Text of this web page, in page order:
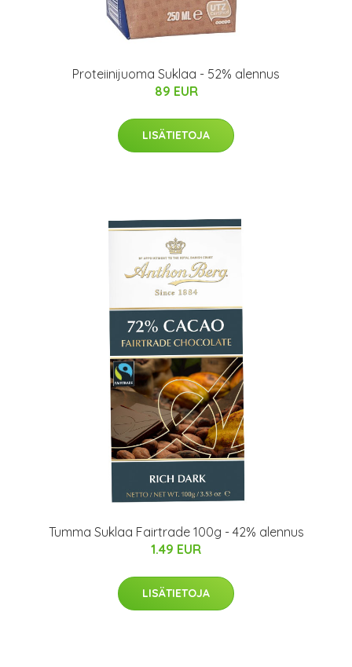
Proteiinijuoma Suklaa - 52% alennus
89 EUR
LISÄTIETOJA
Tumma Suklaa Fairtrade 100g - 42% alennus
1.49 EUR
LISÄTIETOJA